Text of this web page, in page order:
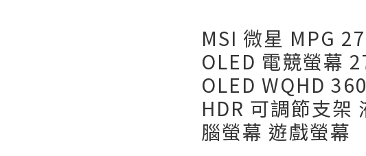
MSI 微星 MPG
OLED 電競螢幕
OLED WQHD
HDR 可調節支架
腦螢幕 遊戲螢幕